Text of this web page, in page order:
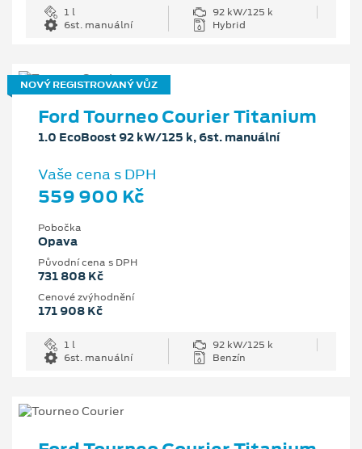
1 l
92 kW/125 k
6st. manuální
Hybrid
NOVÝ REGISTROVANÝ VŮZ
Ford Tourneo Courier Titanium
1.0 EcoBoost 92 kW/125 k, 6st. manuální
Vaše cena s DPH
559 900 Kč
Pobočka
Opava
Původní cena s DPH
731 808 Kč
Cenové zvýhodnění
171 908 Kč
1 l
92 kW/125 k
6st. manuální
Benzín